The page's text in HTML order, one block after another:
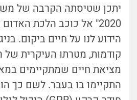
יתכן שטיסתה הקרבה של
2020" אל כוכב הלכת
הידוע לנו על חיים ביקום.
קודמות, מטרתו העיקרית של
מציאת חיים שמתקיימים
התקיימו בו בעבר. לשם כך